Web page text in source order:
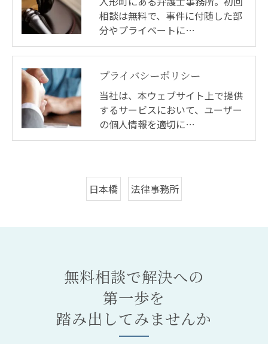
相談は無料で、事件に付随した部
分やプライベートに…
プライバシーポリシー
当社は、本ウェブサイト上で提供
するサービスにおいて、ユーザー
の個人情報を適切に…
日本橋 法律事務所
無料相談で解決への
第一歩を
踏み出してみませんか